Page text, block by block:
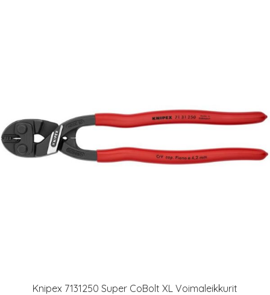
Knipex 7131250 Super CoBolt XL Voimaleikkurit